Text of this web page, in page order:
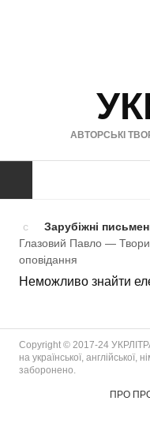
АВТОРСЬКІ
Твори українською
Твори англійською
БІОГРАФІЇ
Українські
Зарубіжні
Глазовий Павло — Твори,
оповiдання
Неможливо знайти
Copyright © 2017-24
на української, англійської,
заборонено.
ПРО